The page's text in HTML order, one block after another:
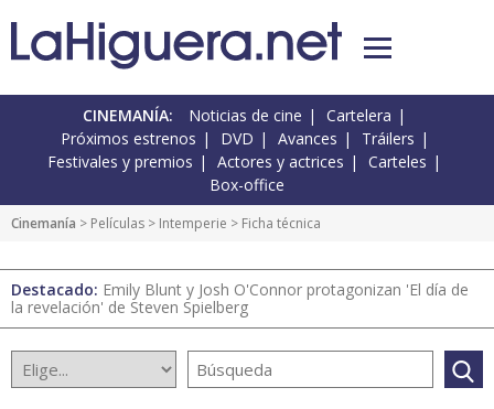
CINEMANÍA: Noticias de cine
Cartelera
Próximos estrenos
DVD Avances
Tráilers
Festivales y premios
Actores y actrices
Carteles
Box-office
Cinemanía > Películas > Intemperie > Ficha técnica
Destacado: Emily Blunt y Josh O'Connor protagonizan 'El día de
la revelación' de Steven Spielberg